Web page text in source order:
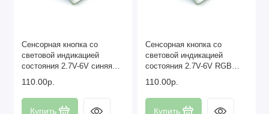
Сенсорная кнопка со
световой индикацией
состояния 2.7V-6V синяя
110.00р.
Купить
Сенсорная кнопка со
световой индикацией
состояния 2.7V-6V RGB
110.00р.
Купить